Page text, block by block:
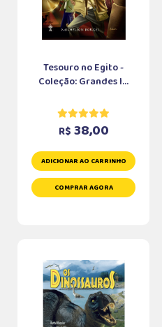
Tesouro no Egito -
Coleção: Grandes I...
R$ 38,00
ADICIONAR AO CARRINHO
COMPRAR AGORA